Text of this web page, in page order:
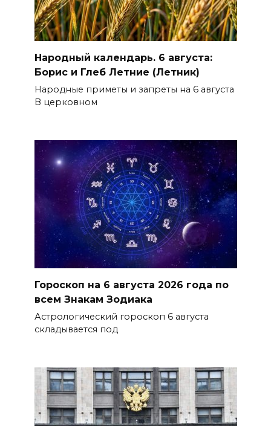
Народный календарь. 6 августа:
Борис и Глеб Летние (Летник)
Народные приметы и запреты на 6 августа
В церковном
Гороскоп на 6 августа 2026 года по
всем Знакам Зодиака
Астрологический гороскоп 6 августа
складывается под